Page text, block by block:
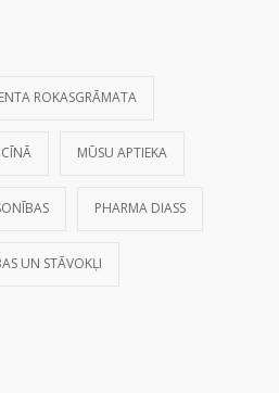
ROKASGRĀMATA
MŪSU APTIEKA
PHARMA DIASS
UN STĀVOKĻI